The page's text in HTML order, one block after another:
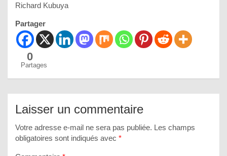
Richard Kubuya
Partager
0
Partages
Laisser un commentaire
Votre adresse e-mail ne sera pas publiée. Les champs
obligatoires sont indiqués avec *